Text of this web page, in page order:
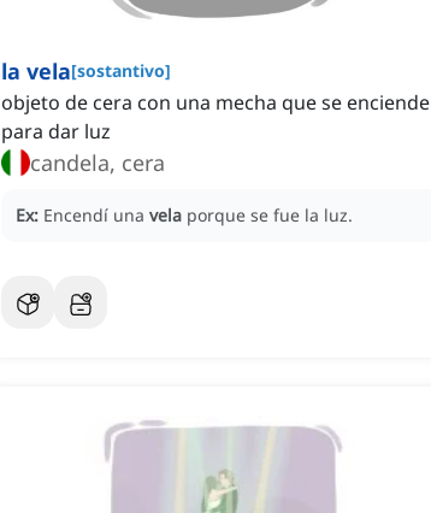
la vela[sostantivo]
objeto de cera con una mecha que se enciende
para dar luz
candela, cera
Ex: Encendí una vela porque se fue la luz.